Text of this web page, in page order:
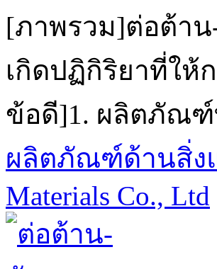
[ภาพรวม]ต่อต้าน
เกิดปฏิกิริยาที่ให้
ข้อดี]1. ผลิตภัณฑ์
ผลิตภัณฑ์ด้านสิ่ง
Materials Co., Ltd